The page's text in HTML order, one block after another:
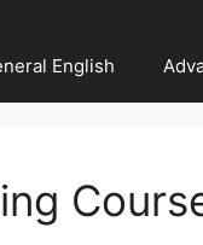
English